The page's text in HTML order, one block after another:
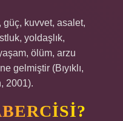
güç, kuvvet, asalet,
yoldaşlık,
ölüm, arzu
gelmiştir (Bıyıklı,
2001).